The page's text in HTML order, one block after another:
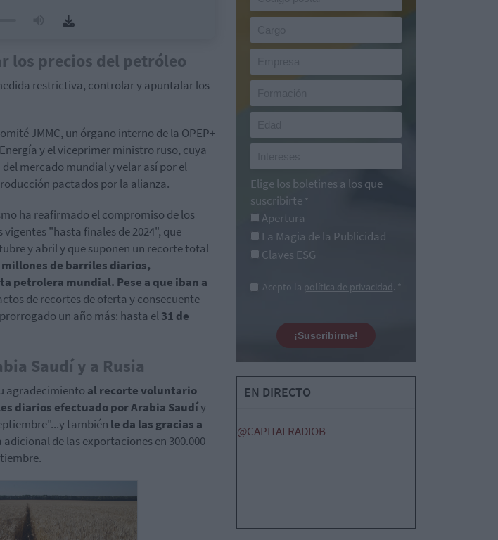
los precios del petróleo
restrictiva, controlar y apuntalar los
JMMC, un órgano interno de la OPEP+
y el viceprimer ministro ruso, cuya
mercado mundial y velar así por el
pactados por la alianza.
ha reafirmado el compromiso de los
"hasta finales de 2024", que
y abril y que suponen un recorte total
millones de barriles diarios,
petrolera mundial. Pese a que iban a
de recortes de oferta y consecuente
un año más: hasta el31 de
Saudí y a Rusia
agradecimiento al recorte voluntario
diarios efectuado por Arabia Saudíy
también le da las gracias a
de las exportaciones en 300.000
Elige los boletines a los que
suscribirte *
Apertura
La Magia de la Publicidad
Claves ESG
Acepto la política de privacidad. *
¡Suscribirme!
EN DIRECTO
@CAPITALRADIOB